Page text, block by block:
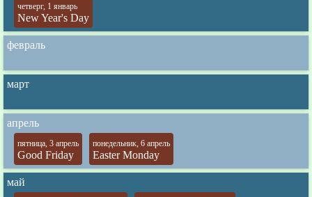
четверг, 1 январь
New Year's Day
февраль
март
апрель
пятница, 3 апрель
Good Friday
понедельник, 6 апрель
Easter Monday
май